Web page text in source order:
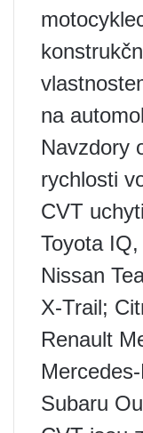
na
Navzdory
rychlosti
CVT
Toyota
Nissan
X-Trail;
Renault
Subaru